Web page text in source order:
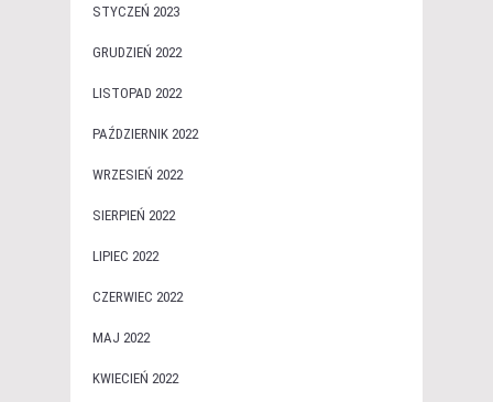
STYCZEŃ 2023
GRUDZIEŃ 2022
LISTOPAD 2022
PAŹDZIERNIK 2022
WRZESIEŃ 2022
SIERPIEŃ 2022
LIPIEC 2022
CZERWIEC 2022
MAJ 2022
KWIECIEŃ 2022